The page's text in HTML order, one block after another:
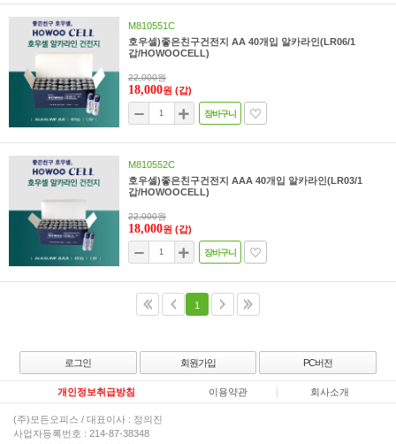
M810551C
호우셀)좋은친구건전지 AA 40개입 알카라인(LR06/1
갑/HOWOOCELL)
22,000원
18,000원 (갑)
장바구니
M810552C
호우셀)좋은친구건전지 AAA 40개입 알카라인(LR03/1
갑/HOWOOCELL)
22,000원
18,000원 (갑)
장바구니
1
로그인 회원가입 PC버전
개인정보취급방침 이용약관 회사소개
(주)모든오피스 / 대표이사 : 정의진
사업자등록번호 : 214-87-38348